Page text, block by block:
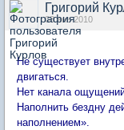
Григорий
03 янв 2010
Не существует
двигаться.
Нет канала
Наполнить бездну
наполнением».